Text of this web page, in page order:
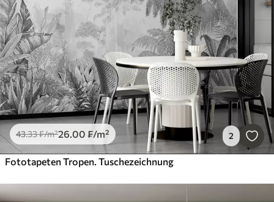
43.33₣/m²26.00 ₣/m² 2
Fototapeten Tropen. Tuschezeichnung